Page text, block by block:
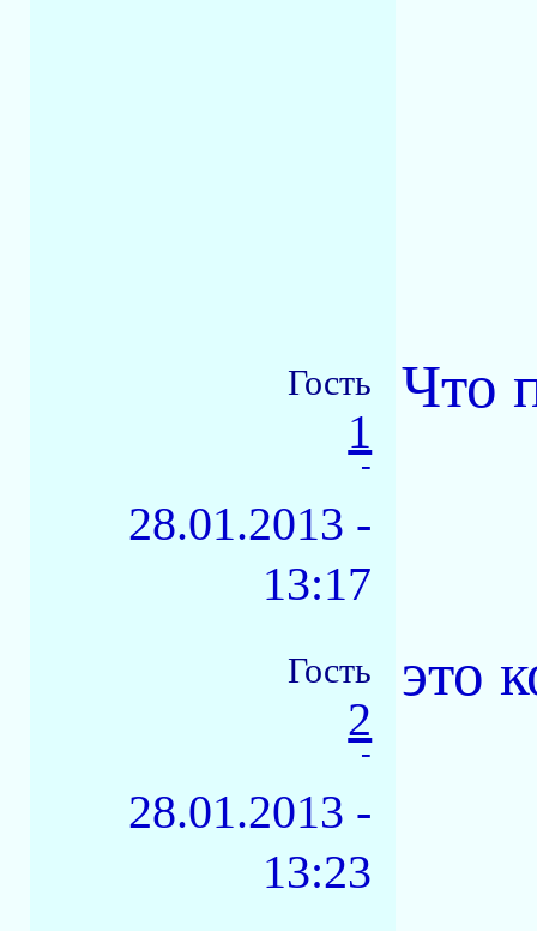
Гость
1
-
28.01.2013 -
13:17
Что
Гость
2
-
28.01.2013 -
13:23
это